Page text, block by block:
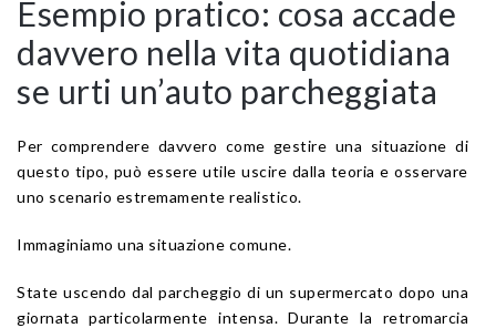
Esempio pratico: cosa accade
davvero nella vita quotidiana
se urti un’auto parcheggiata
Per comprendere davvero come gestire una situazione di
questo tipo, può essere utile uscire dalla teoria e osservare
uno scenario estremamente realistico.
Immaginiamo una situazione comune.
State uscendo dal parcheggio di un supermercato dopo una
giornata particolarmente intensa. Durante la retromarcia